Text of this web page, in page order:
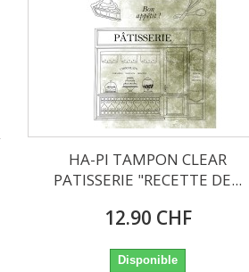
HA-PI TAMPON CLEAR
PATISSERIE "RECETTE DE...
12.90 CHF
Disponible